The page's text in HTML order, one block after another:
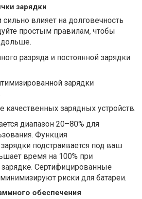
зарядки
влияет на долговечность
простым правилам, чтобы
дольше.
разряда и постоянной зарядки
зарядки
качественных зарядных устройств.
диапазон 20–80% для
Функция
подстраивается под ваш
время на 100% при
Сертифицированные
риски для батареи.
обеспечения